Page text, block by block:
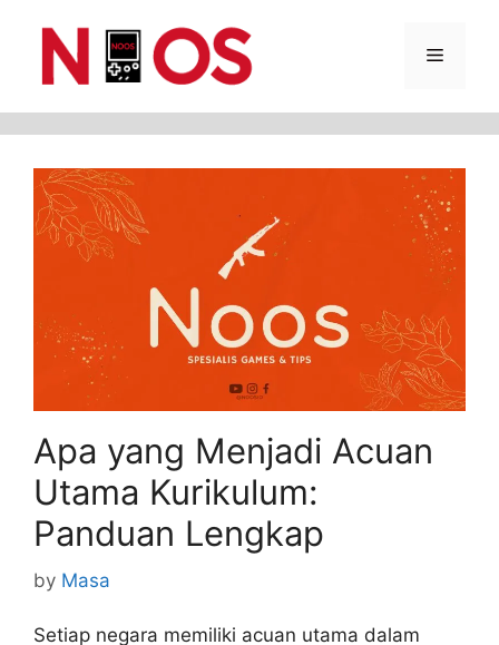
Menu
Apa yang Menjadi Acuan
Utama Kurikulum:
Panduan Lengkap
by Masa
Setiap negara memiliki acuan utama dalam